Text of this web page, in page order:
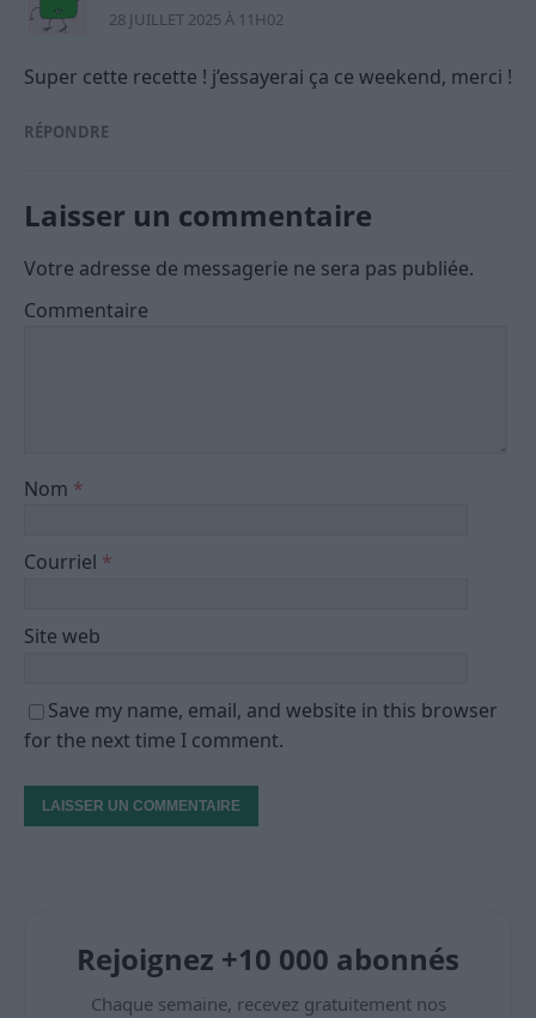
28 JUILLET 2025 À 11H02
Super cette recette ! j’essayerai ça ce weekend, merci !
RÉPONDRE
Laisser un commentaire
Votre adresse de messagerie ne sera pas publiée.
Commentaire
Nom *
Courriel *
Site web
Save my name, email, and website in this browser
for the next time I comment.
Rejoignez +10 000 abonnés
Chaque semaine, recevez gratuitement nos